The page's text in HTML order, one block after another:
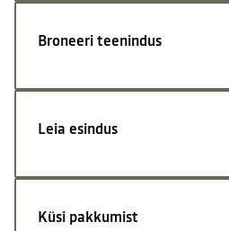
Broneeri teenindus
Leia esindus
Küsi pakkumist